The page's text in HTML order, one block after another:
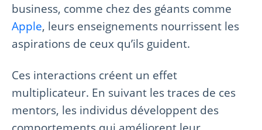
business, comme chez des géants comme
Apple, leurs enseignements nourrissent les
aspirations de ceux qu’ils guident.
Ces interactions créent un effet
multiplicateur. En suivant les traces de ces
mentors, les individus développent des